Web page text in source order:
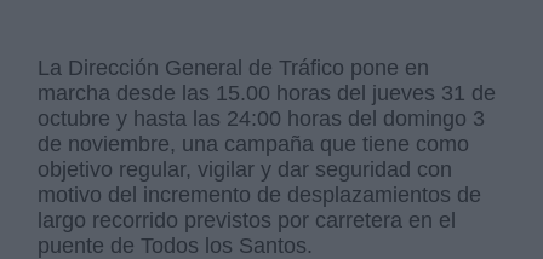
La Dirección General de Tráfico pone en
marcha desde las 15.00 horas del jueves 31 de
octubre y hasta las 24:00 horas del domingo 3
de noviembre, una campaña que tiene como
objetivo regular, vigilar y dar seguridad con
motivo del incremento de desplazamientos de
largo recorrido previstos por carretera en el
puente de Todos los Santos.